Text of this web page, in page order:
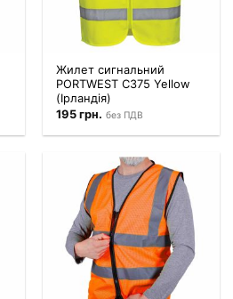
Жилет сигнальний
PORTWEST C375 Yellow
(Ірландія)
195грн. без ПДВ